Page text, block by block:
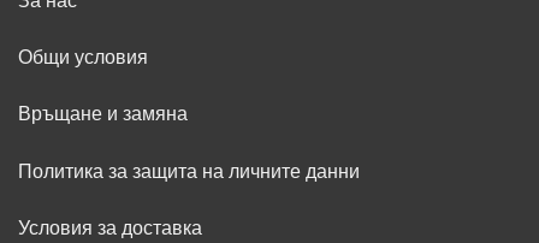
Общи условия
Връщане и замяна
Политика за защита на личните данни
Условия за доставка